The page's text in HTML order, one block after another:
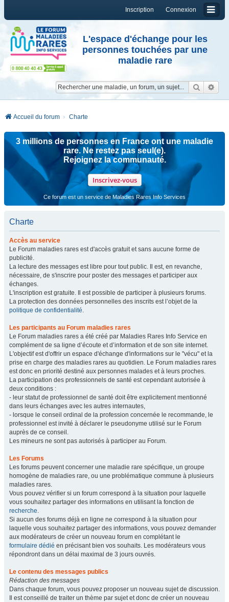
Connexion
Inscription
L'espace d'échange pour les
personnes touchées par une
maladie rare
Accueil du forum Charte
3 millions de personnes en France ont une maladie
rare. Ne restez pas seul(e).
Rejoignez la communauté.
Inscrivez-vous
Ce forum est un service de Maladies Rares Info Services
Charte
Accès au service
Le Forum maladies rares est d'accès gratuit et sans aucune forme de
publicité.
La lecture des messages est libre pour tout public. Il est, en revanche,
nécessaire, de s'inscrire pour poster des messages et participer aux
échanges.
L'inscription est gratuite. Il est possible de participer à plusieurs forums.
La protection des données personnelles des inscrits est l’objet de la
politique de confidentialité.
Les participants au Forum maladies rares
Le Forum maladies rares a été créé par Maladies Rares Info Service en
complément de sa ligne d’écoute et d’information et de son site internet.
L'objectif est d'offrir un espace d'échange d'informations sur le "vécu" et la
prise en charge des maladies rares au quotidien. Le Forum maladies rares
est donc en priorité destiné aux personnes malades et à leurs proches.
La participation des professionnels de santé est cependant autorisée à
deux conditions :
- leur statut de professionnel de santé doit être explicitement mentionné
dans leurs échanges avec les autres internautes,
- lorsque le conseil ordinal de la profession concernée le recommande, le
professionnel est invité à déclarer le pseudonyme utilisé sur le Forum
auprès de ce conseil.
Les mineurs ne sont pas autorisés à participer au Forum.
Les Forums
Les forums peuvent concerner une maladie rare spécifique, un groupe
homogène de maladies rare, ou une problématique commune à plusieurs
maladies rares.
Vous pouvez vérifier si un forum correspond à la situation pour laquelle
vous souhaitez partager des informations en utilisant la fonction de
recherche.
Si aucun des forums déjà en ligne ne correspond à la situation pour
laquelle vous souhaitez partager des informations, vous pouvez demander
aux modérateurs de créer un nouveau forum en complétant le
formulaire dédié en précisant bien vos souhaits. Les modérateurs vous
répondront dans un délai maximal de 3 jours ouvrés.
Le contenu des messages publics
Rédaction des messages
Dans chaque forum, vous pouvez proposer un nouveau sujet de discussion.
Il est conseillé de traiter un thème par sujet et donc de créer un nouveau